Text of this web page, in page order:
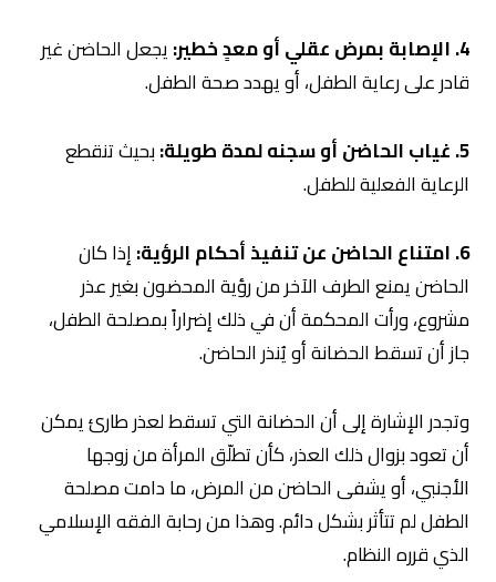
4. الإصابة بمرض عقلي أو معدٍ خطير:
يجعل الحاضن غير
قادر على رعاية الطفل، أو يهدد صحة الطفل.
5. غياب الحاضن أو سجنه لمدة طويلة:
بحيث تنقطع
الرعاية الفعلية للطفل.
6. امتناع الحاضن عن تنفيذ أحكام الرؤية:
إذا كان
الحاضن يمنع الطرف الآخر من رؤية المحضون بغير عذر
مشروع، ورأت المحكمة أن في ذلك إضراراً بمصلحة الطفل،
جاز أن تسقط الحضانة أو يُنذر الحاضن.
وتجدر الإشارة إلى أن الحضانة التي تسقط لعذر طارئ يمكن
أن تعود بزوال ذلك العذر، كأن تطلّق المرأة من زوجها
الأجنبي، أو يشفى الحاضن من المرض، ما دامت مصلحة
الطفل لم تتأثر بشكل دائم. وهذا من رحابة الفقه الإسلامي
الذي قرره النظام.